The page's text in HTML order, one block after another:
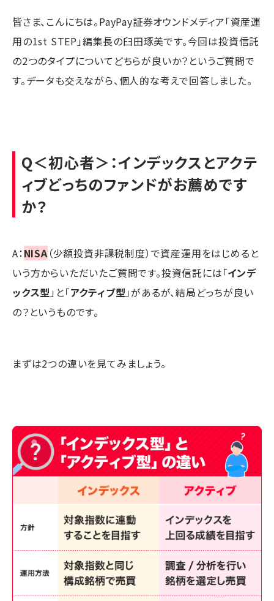
皆さま、こんにちは。PayPay証券オウンドメディア「資産運
用の1st STEP」編集長の臼田琢美です。今回は投資信託
の2つのタイプについてどちらが良いか？というご質問で
す。データも交えながら、個人的な考えで回答しました。
Q＜初心者＞：インデックスとアクテ
ィブどっちのファンドがお薦めです
か？
A：NISA （少額投資非課税制度）で資産運用をはじめると
いう方からいただいたご質問です。投資信託には「インデ
ックス型 」と「アクティブ型 」があるが、結局どっちが良い
の？というものです。
まずは2つの違いを見てみましょう。